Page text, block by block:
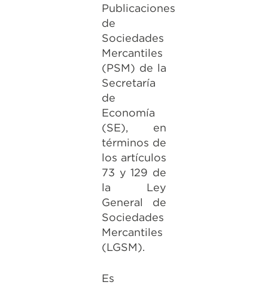
Publicaciones
de
Sociedades
Mercantiles
(PSM) de la
Secretaría
de
Economía
(SE), en
términos de
los artículos
73 y 129 de
la Ley
General de
Sociedades
Mercantiles
(LGSM).
Es